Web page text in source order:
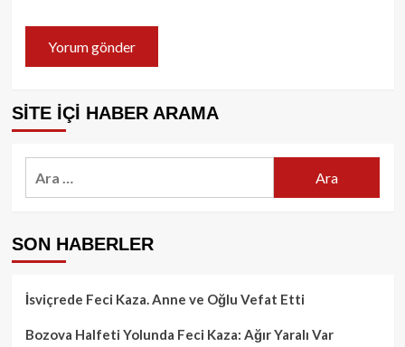
SİTE İÇİ HABER ARAMA
SON HABERLER
İsviçrede Feci Kaza. Anne ve Oğlu Vefat Etti
Bozova Halfeti Yolunda Feci Kaza: Ağır Yaralı Var